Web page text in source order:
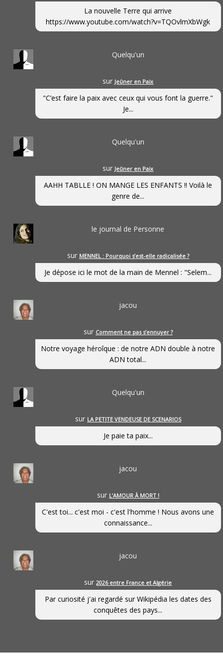
La nouvelle Terre qui arrive
https://www.youtube.com/watch?v=TQOvlmXbWgk
Quelqu'un
sur Jeûner en Paix
"C’est faire la paix avec ceux qui vous font la guerre."
Je...
Quelqu'un
sur Jeûner en Paix
AAHH TABLLE ! ON MANGE LES ENFANTS !! Voilà le
genre de...
le journal de Personne
sur MENNEL : Pourquoi s’est-elle radicalisée ?
Je dépose ici le mot de la main de Mennel : "Selem...
jacou
sur Comment ne pas s’ennuyer ?
Notre voyage héroîque : de notre ADN double à notre
ADN total...
Quelqu'un
sur LA PETITE VENDEUSE DE SCENARIOS
Je paie ta paix...
jacou
sur L’AMOUR À MORT !
C'est toi... c'est moi - c'est l'homme ! Nous avons une
connaissance...
jacou
sur2026 entre France et Algérie
Par curiosité j'ai regardé sur Wikipédia les dates des
conquêtes des pays...